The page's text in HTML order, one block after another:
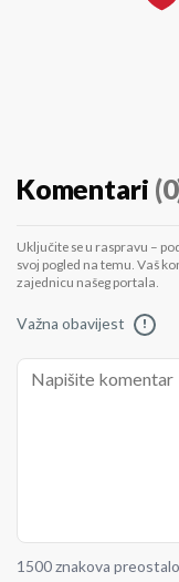
Komentari
Uključite se u raspravu –
svoj pogled na temu. Vaš
zajednicu našeg portala.
Važna obavijest !
1500 znakova preostalo